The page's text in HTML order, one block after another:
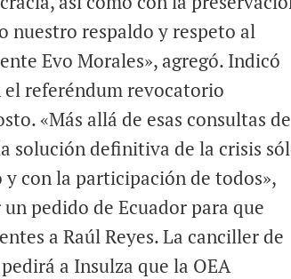
nuestro respaldo y respeto al
Evo Morales», agregó. Indicó
el referéndum revocatorio
«Más allá de esas consultas de
solución definitiva de la crisis
con la participación de todos»,
pedido de Ecuador para que
a Raúl Reyes. La canciller de
a Insulza que la OEA